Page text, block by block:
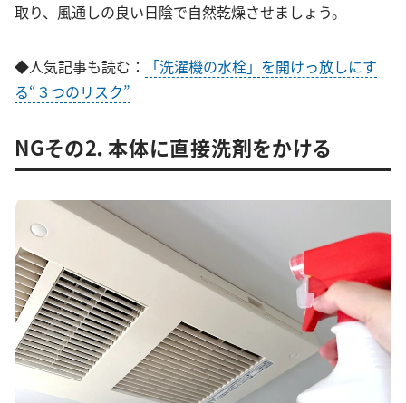
取り、風通しの良い日陰で自然乾燥させましょう。
◆人気記事も読む：
「洗濯機の水栓」を開けっ放しにす
る“３つのリスク”
NGその2．本体に直接洗剤をかける